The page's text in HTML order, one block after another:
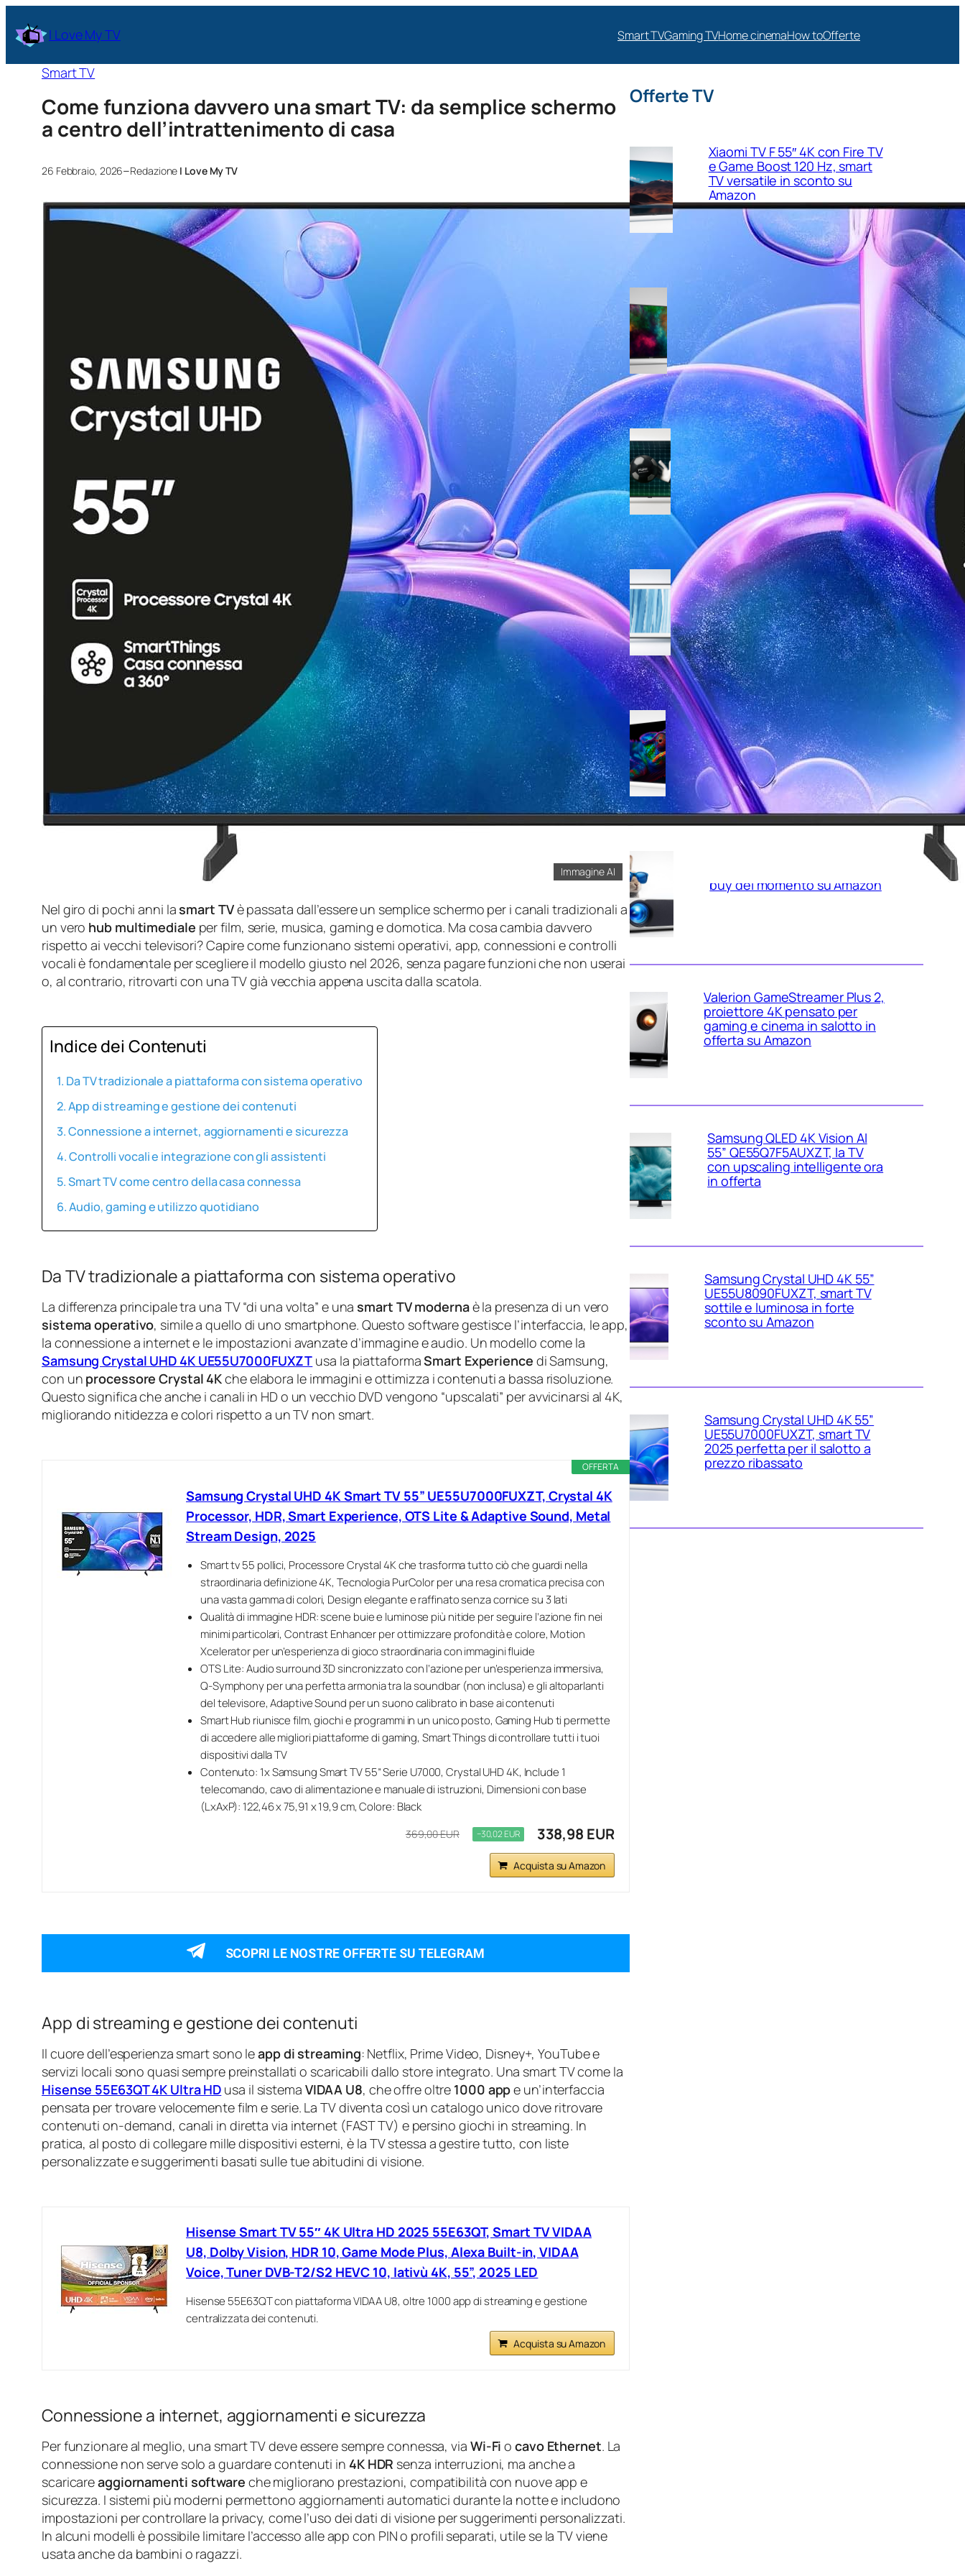
I Love My TV Smart TVGaming TVHome cinemaHow toOfferte
Smart TV
Come funziona davvero una smart TV: da semplice schermo
a centro dell’intrattenimento di casa
26 Febbraio, 2026–Redazione I Love My TV
Immagine AI
Nel giro di pochi anni lasmart TVè passata dall’essere un semplice schermo per i canali tradizionali a
un vero hub multimediale per film, serie, musica, gaming e domotica. Ma cosa cambia davvero
rispetto ai vecchi televisori? Capire come funzionano sistemi operativi, app, connessioni e controlli
vocali è fondamentale per scegliere il modello giusto nel 2026, senza pagare funzioni che non userai
o, al contrario, ritrovarti con una TV già vecchia appena uscita dalla scatola.
Indice dei Contenuti
Da TV tradizionale a piattaforma con sistema operativo
App di streaming e gestione dei contenuti
Connessione a internet, aggiornamenti e sicurezza
Controlli vocali e integrazione con gli assistenti
Smart TV come centro della casa connessa
Audio, gaming e utilizzo quotidiano
Da TV tradizionale a piattaforma con sistema operativo
La differenza principale tra una TV “di una volta” e unasmart TV modernaè la presenza di un vero
sistema operativo, simile a quello di uno smartphone. Questo software gestisce l’interfaccia, le app,
la connessione a internet e le impostazioni avanzate d’immagine e audio. Un modello come la
Samsung Crystal UHD 4K UE55U7000FUXZT usa la piattaformaSmart Experience di Samsung,
con un processore Crystal 4Kche elabora le immagini e ottimizza i contenuti a bassa risoluzione.
Questo significa che anche i canali in HD o un vecchio DVD vengono “upscalati” per avvicinarsi al 4K,
migliorando nitidezza e colori rispetto a un TV non smart.
OFFERTA
Samsung Crystal UHD 4K Smart TV 55” UE55U7000FUXZT, Crystal 4K
Processor, HDR, Smart Experience, OTS Lite & Adaptive Sound, Metal
Stream Design, 2025
Smart tv 55 pollici, Processore Crystal 4K che trasforma tutto ciò che guardi nella
straordinaria definizione 4K, Tecnologia PurColor per una resa cromatica precisa con
una vasta gamma di colori, Design elegante e raffinato senza cornice su 3 lati
Qualità di immagine HDR: scene buie e luminose più nitide per seguire l’azione fin nei
minimi particolari, Contrast Enhancer per ottimizzare profondità e colore, Motion
Xcelerator per un’esperienza di gioco straordinaria con immagini fluide
OTS Lite: Audio surround 3D sincronizzato con l’azione per un’esperienza immersiva,
Q-Symphony per una perfetta armonia tra la soundbar (non inclusa) e gli altoparlanti
del televisore, Adaptive Sound per un suono calibrato in base ai contenuti
Smart Hub riunisce film, giochi e programmi in un unico posto, Gaming Hub ti permette
di accedere alle migliori piattaforme di gaming, Smart Things di controllare tutti i tuoi
dispositivi dalla TV
Contenuto: 1x Samsung Smart TV 55” Serie U7000, Crystal UHD 4K, Include 1
telecomando, cavo di alimentazione e manuale di istruzioni, Dimensioni con base
(LxAxP): 122,46 x 75,91 x 19,9 cm, Colore: Black
369,00 EUR −30,02 EUR 338,98 EUR
Acquista su Amazon
SCOPRI LE NOSTRE OFFERTE SU TELEGRAM
App di streaming e gestione dei contenuti
Il cuore dell’esperienza smart sono leapp di streaming: Netflix, Prime Video, Disney+, YouTube e
servizi locali sono quasi sempre preinstallati o scaricabili dallo store integrato. Una smart TV come la
Hisense 55E63QT 4K Ultra HD usa il sistema VIDAA U8, che offre oltre 1000 appe un’interfaccia
pensata per trovare velocemente film e serie. La TV diventa così un catalogo unico dove ritrovare
contenuti on-demand, canali in diretta via internet (FAST TV) e persino giochi in streaming. In
pratica, al posto di collegare mille dispositivi esterni, è la TV stessa a gestire tutto, con liste
personalizzate e suggerimenti basati sulle tue abitudini di visione.
Hisense Smart TV 55″ 4K Ultra HD 2025 55E63QT, Smart TV VIDAA
U8, Dolby Vision, HDR 10, Game Mode Plus, Alexa Built-in, VIDAA
Voice, Tuner DVB-T2/S2 HEVC 10, lativù 4K, 55”, 2025 LED
Hisense 55E63QT con piattaforma VIDAA U8, oltre 1000 app di streaming e gestione
centralizzata dei contenuti.
Acquista su Amazon
Connessione a internet, aggiornamenti e sicurezza
Per funzionare al meglio, una smart TV deve essere sempre connessa, via Wi-Fi ocavo Ethernet. La
connessione non serve solo a guardare contenuti in 4K HDR senza interruzioni, ma anche a
scaricareaggiornamenti software che migliorano prestazioni, compatibilità con nuove app e
sicurezza. I sistemi più moderni permettono aggiornamenti automatici durante la notte e includono
impostazioni per controllare la privacy, come l’uso dei dati di visione per suggerimenti personalizzati.
In alcuni modelli è possibile limitare l’accesso alle app con PIN o profili separati, utile se la TV viene
usata anche da bambini o ragazzi.
Offerte TV
Xiaomi TV F 55″ 4K con Fire TV
e Game Boost 120 Hz, smart
TV versatile in sconto su
Amazon
MEDION 40″ Full HD con VIDAA
e triplo tuner, la smart TV
compatta perfetta per
seconde stanze ora in offerta
Haier H65K85FUX 65″ 4K
Google TV, la smart TV
completa con HDMI 2.1 in
super promo su Amazon
Samsung The Frame Pro 65″
QE65LS03HWUXZT, la
TV‑quadro Neo QLED 4K in
offerta su Amazon
Samsung Smart TV 75″ Micro
RGB 4K MRE75R85HATXZT, il
maxischermo da salotto ora a
prezzo goloso su Amazon
buy del momento su Amazon
Valerion GameStreamer Plus 2,
proiettore 4K pensato per
gaming e cinema in salotto in
offerta su Amazon
Samsung QLED 4K Vision AI
55” QE55Q7F5AUXZT, la TV
con upscaling intelligente ora
in offerta
Samsung Crystal UHD 4K 55”
UE55U8090FUXZT, smart TV
sottile e luminosa in forte
sconto su Amazon
Samsung Crystal UHD 4K 55”
UE55U7000FUXZT, smart TV
2025 perfetta per il salotto a
prezzo ribassato